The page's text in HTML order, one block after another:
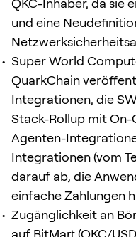
QKC-Inhaber, da sie
und eine
Super World
QuarkChain
Integrationen, die
Stack-Rollup mit
Agenten-
Integrationen (vom
darauf ab, die
einfache Zahlungen
Zugänglichkeit an
auf BitMart (QKC/